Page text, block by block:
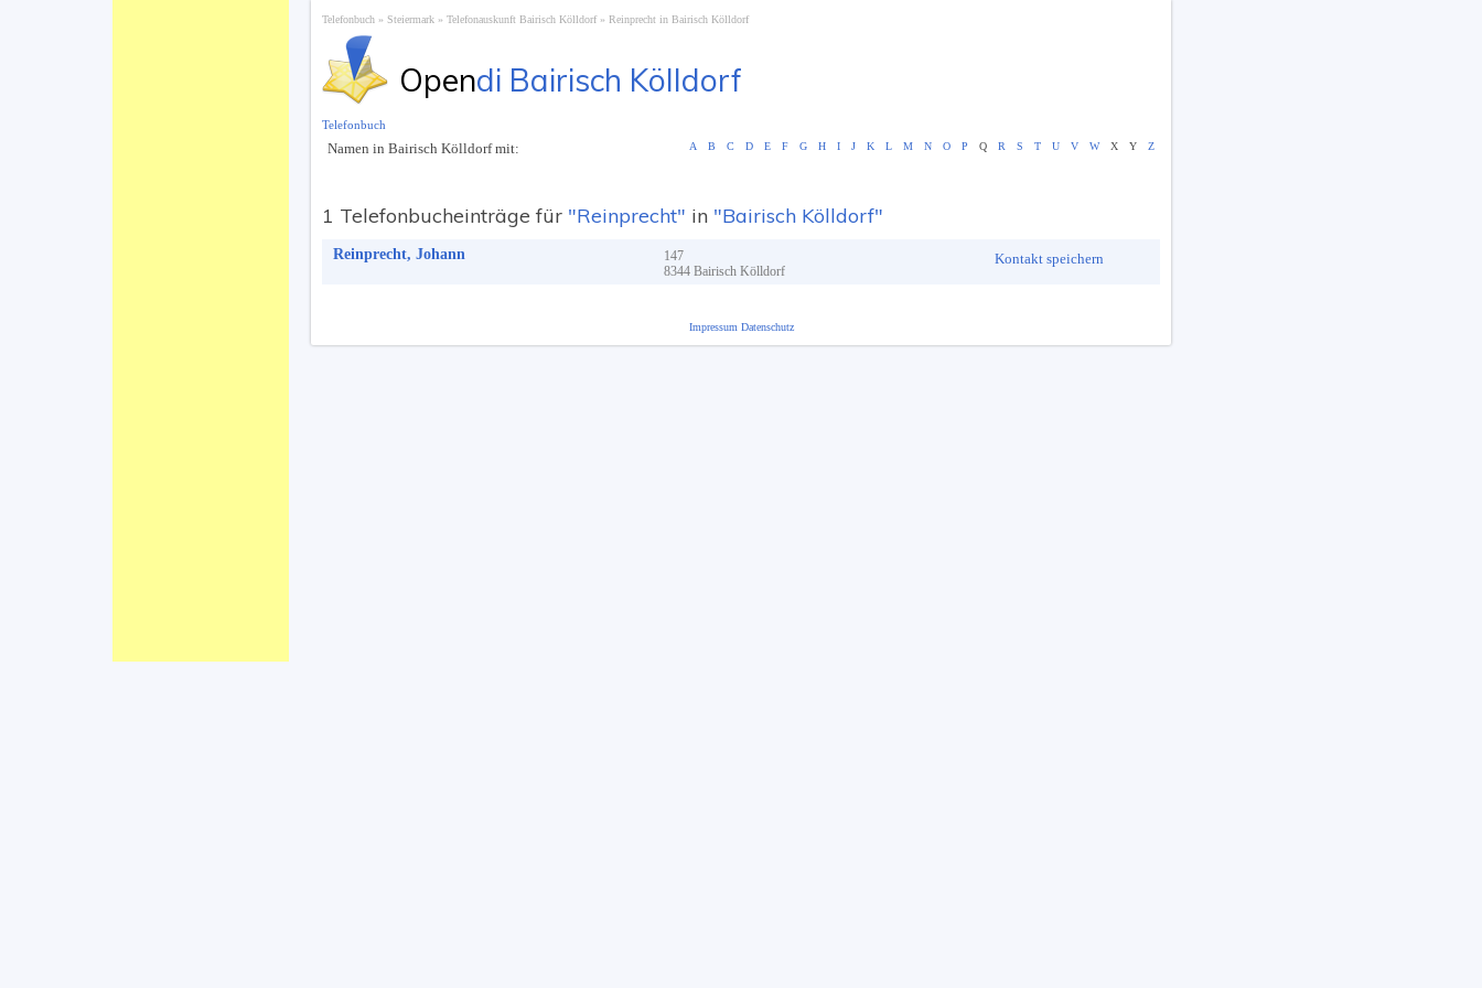
Telefonbuch Steiermark Telefonauskunft Bairisch Kölldorf Reinprecht in Bairisch Kölldorf
Opendi Bairisch Kölldorf
Namen in Bairisch Kölldorf mit: A B C D E F G H I J K L M N O P Q R S T U V W X Y Z
1 Telefonbucheinträge für "Reinprecht" in "Bairisch Kölldorf"
Reinprecht, Johann
147
8344 Bairisch Kölldorf
Kontakt speichern
Telefonbuch
Impressum Datenschutz